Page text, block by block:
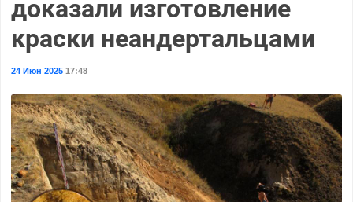
доказали изготовление
краски неандертальцами
24 Июн 202517:48